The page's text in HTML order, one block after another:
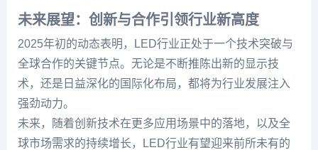
未来展望：创新与合作引领行业新高度
2025年初的动态表明，LED行业正处于一个技术突破与
全球合作的关键节点。无论是不断推陈出新的显示技
术，还是日益深化的国际化布局，都将为行业发展注入
强劲动力。
未来，随着创新技术在更多应用场景中的落地，以及全
球市场需求的持续增长，LED行业有望迎来前所未有的